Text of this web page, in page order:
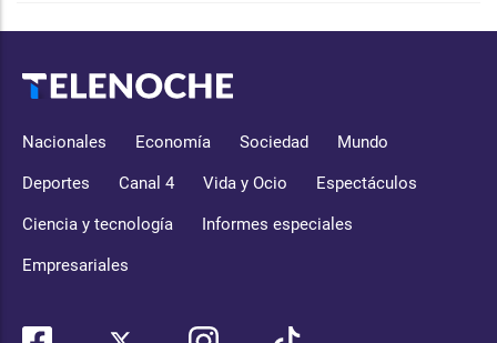
Nacionales Economía Sociedad Mundo
Deportes Canal 4 Vida y Ocio Espectáculos
Ciencia y tecnología Informes especiales
Empresariales